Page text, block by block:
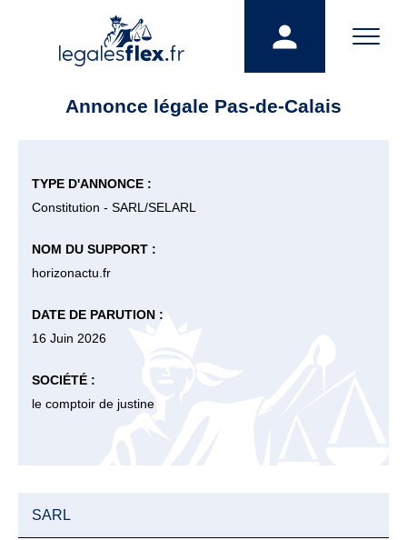
Annonce légale Pas-de-Calais
TYPE D'ANNONCE :
Constitution - SARL/SELARL
NOM DU SUPPORT :
horizonactu.fr
DATE DE PARUTION :
16 Juin 2026
SOCIÉTÉ :
le comptoir de justine
SARL